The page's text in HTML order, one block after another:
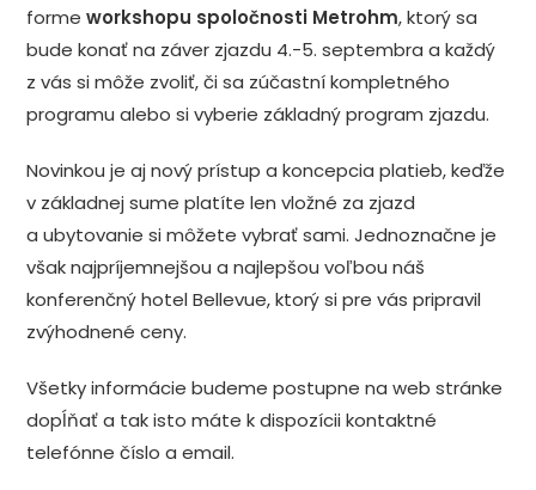
formeworkshopu spoločnosti Metrohm, ktorý sa
bude konať na záver zjazdu 4.-5. septembra a každý
z vás si môže zvoliť, či sa zúčastní kompletného
programu alebo si vyberie základný program zjazdu.
Novinkou je aj nový prístup a koncepcia platieb, keďže
v základnej sume platíte len vložné za zjazd
a ubytovanie si môžete vybrať sami. Jednoznačne je
však najpríjemnejšou a najlepšou voľbou náš
konferenčný hotel Bellevue, ktorý si pre vás pripravil
zvýhodnené ceny.
Všetky informácie budeme postupne na web stránke
dopĺňať a tak isto máte k dispozícii kontaktné
telefónne číslo a email.